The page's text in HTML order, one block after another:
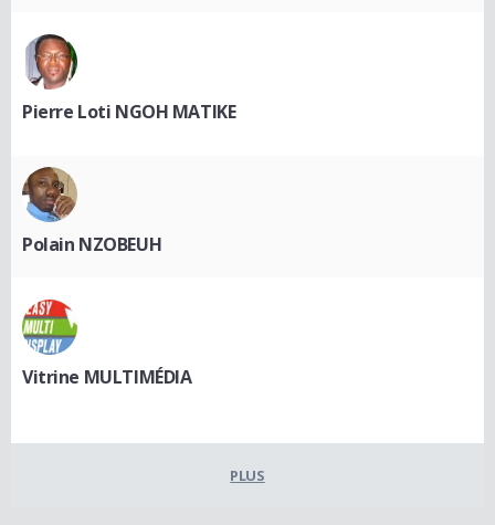
Pierre Loti NGOH MATIKE
Polain NZOBEUH
Vitrine MULTIMÉDIA
PLUS